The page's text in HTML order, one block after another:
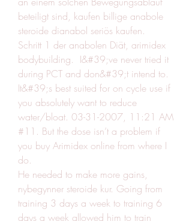
beteiligt sind, kaufen billige anabole
steroide dianabol seriös kaufen.
Schritt 1 der anabolen Diät, arimidex
bodybuilding.  I&#39;ve never tried it
during PCT and don&#39;t intend to.
It&#39;s best suited for on cycle use if
you absolutely want to reduce
water/bloat. 03-31-2007, 11:21 AM
#11. But the dose isn’t a problem if
you buy Arimidex online from where I
do.
He needed to make more gains,
nybegynner steroide kur. Going from
training 3 days a week to training 6
days a week allowed him to train